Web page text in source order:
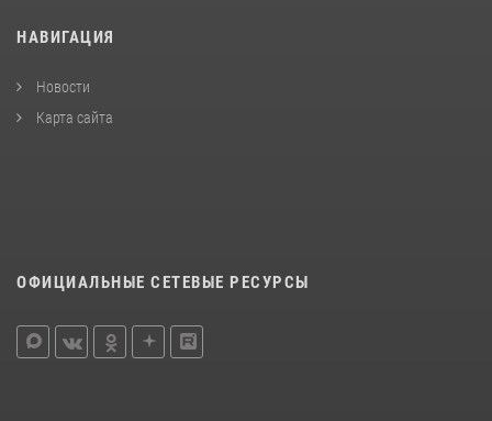
НАВИГАЦИЯ
Новости
Карта сайта
ОФИЦИАЛЬНЫЕ СЕТЕВЫЕ РЕСУРСЫ